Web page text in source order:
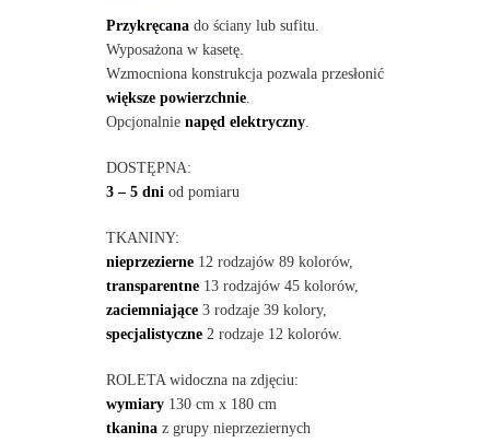
Przykręcanado ściany lub sufitu.
Wyposażona w kasetę.
Wzmocniona konstrukcja pozwala przesłonić
większe powierzchnie.
Opcjonalnie napęd elektryczny.
DOSTĘPNA:
3 – 5 dni od pomiaru
TKANINY:
nieprzezierne12 rodzajów 89 kolorów,
transparentne13 rodzajów 45 kolorów,
zaciemniające3 rodzaje 39 kolory,
specjalistyczne2 rodzaje 12 kolorów.
ROLETA widoczna na zdjęciu:
wymiary130 cm x 180 cm
tkaninaz grupy nieprzeziernych